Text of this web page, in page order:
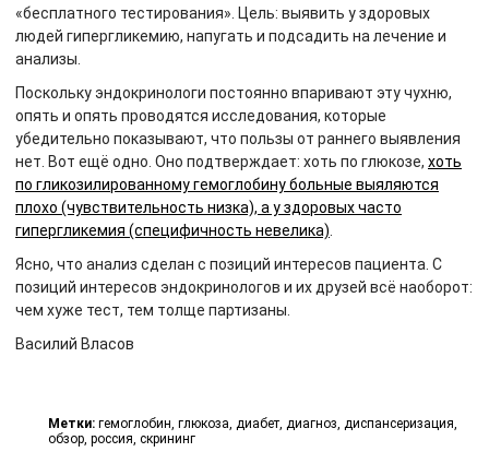
«бесплатного тестирования». Цель: выявить у здоровых
людей гипергликемию, напугать и подсадить на лечение и
анализы.
Поскольку эндокринологи постоянно впаривают эту чухню,
опять и опять проводятся исследования, которые
убедительно показывают, что пользы от раннего выявления
нет. Вот ещё одно. Оно подтверждает: хоть по глюкозе, хоть
по гликозилированному гемоглобину больные выяляются
плохо (чувствительность низка), а у здоровых часто
гипергликемия (специфичность невелика)
Ясно, что анализ сделан с позиций интересов пациента. С
позиций интересов эндокринологов и их друзей всё наоборот:
чем хуже тест, тем толще партизаны.
Василий Власов
Метки: гемоглобин, глюкоза, диабет, диагноз, диспансеризация,
обзор, россия, скрининг